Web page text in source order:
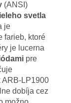
(ANSI)
svetla
je
farieb, ktoré
je lucerna
pre
ARB-LP1900
dobíja cez